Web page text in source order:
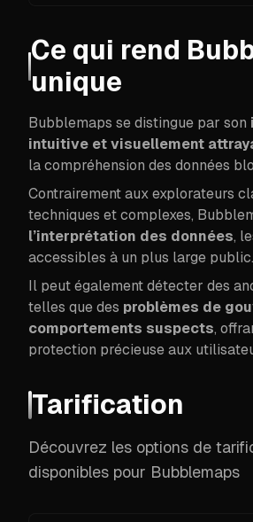
Ce qui rend
unique
Bubblemaps se distingue par son
intuitive et visuellement
la compréhension des données
Contrairement aux explorateurs
techniques et complexes,
l’interprétation des données,
accessibles à un plus large public.
Il peut également détecter des
telles que des problèmes de
comportements suspects,
protection précieuse aux
Tarification
Découvrez les options de
disponibles pour Bubblemaps